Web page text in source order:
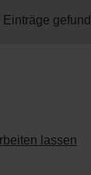
lassen